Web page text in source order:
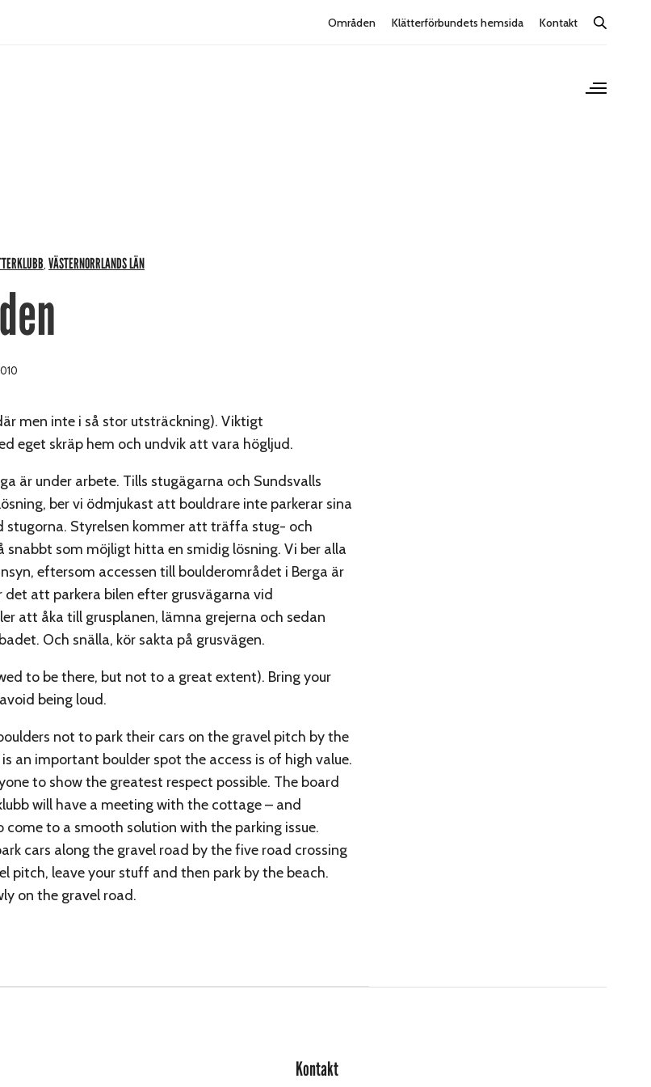
Områden Klätterförbundets hemsida Kontakt
VÄSTERNORRLANDS LÄN
men inte i så stor utsträckning). Viktigt
eget skräp hem och undvik att vara högljud.
är under arbete. Tills stugägarna och Sundsvalls
ber vi ödmjukast att bouldrare inte parkerar sina
stugorna. Styrelsen kommer att träffa stug- och
snabbt som möjligt hitta en smidig lösning. Vi ber alla
eftersom accessen till boulderområdet i Berga är
att parkera bilen efter grusvägarna vid
att åka till grusplanen, lämna grejerna och sedan
Och snälla, kör sakta på grusvägen.
to be there, but not to a great extent). Bring your
being loud.
not to park their cars on the gravel pitch by the
an important boulder spot the access is of high value.
to show the greatest respect possible. The board
will have a meeting with the cottage – and
come to a smooth solution with the parking issue.
cars along the gravel road by the five road crossing
pitch, leave your stuff and then park by the beach.
on the gravel road.
Kontakt